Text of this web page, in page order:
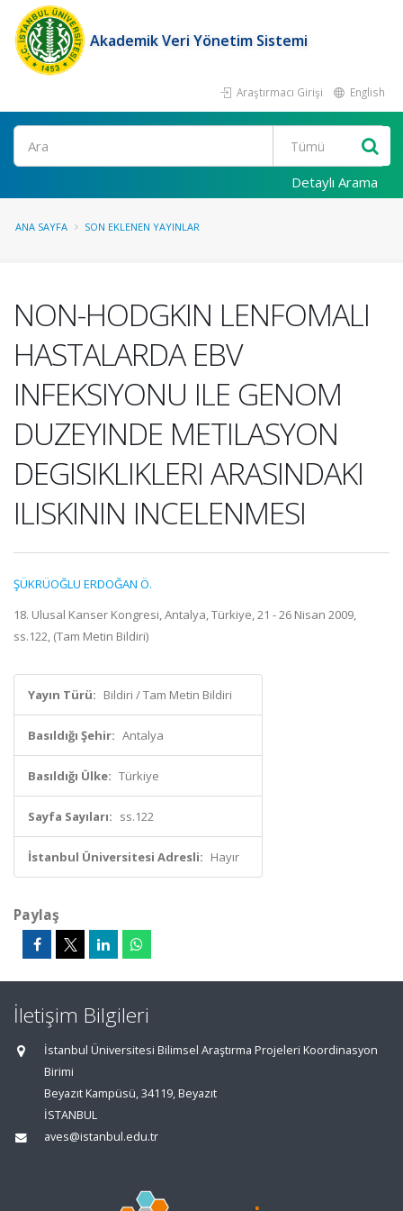
Akademik Veri Yönetim Sistemi
Araştırmacı Girişi English
Ara
Detaylı Arama
ANA SAYFA SON EKLENEN YAYINLAR
NON-HODGKIN LENFOMALI
HASTALARDA EBV
INFEKSIYONU ILE GENOM
DUZEYINDE METILASYON
DEGISIKLIKLERI ARASINDAKI
ILISKININ INCELENMESI
ŞÜKRÜOĞLU ERDOĞAN Ö.
18. Ulusal Kanser Kongresi, Antalya, Türkiye, 21 - 26 Nisan 2009,
ss.122, (Tam Metin Bildiri)
Yayın Türü: Bildiri / Tam Metin Bildiri
Basıldığı Şehir: Antalya
Basıldığı Ülke: Türkiye
Sayfa Sayıları: ss.122
İstanbul Üniversitesi Adresli: Hayır
Paylaş
İletişim Bilgileri
İstanbul Üniversitesi Bilimsel Araştırma Projeleri Koordinasyon
Birimi
Beyazıt Kampüsü, 34119, Beyazıt
İSTANBUL
aves@istanbul.edu.tr